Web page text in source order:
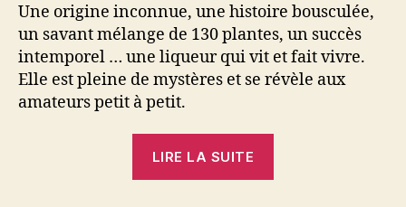
Une origine inconnue, une histoire bousculée,
un savant mélange de 130 plantes, un succès
intemporel … une liqueur qui vit et fait vivre.
Elle est pleine de mystères et se révèle aux
amateurs petit à petit.
LIRE LA SUITE